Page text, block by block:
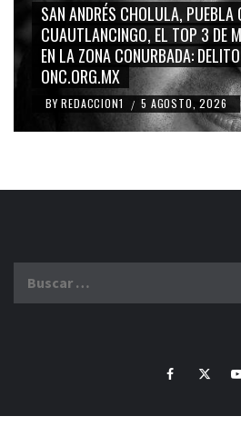
GRACE PALOMARES, NAY
CARMEN SALINAS “LA
BLANCO, SILVIA PINAL: LA
RIDICULIZACIÓN DE LA
BY REDACCION1 / 4 AGOSTO, 2026
FacebookTwitter